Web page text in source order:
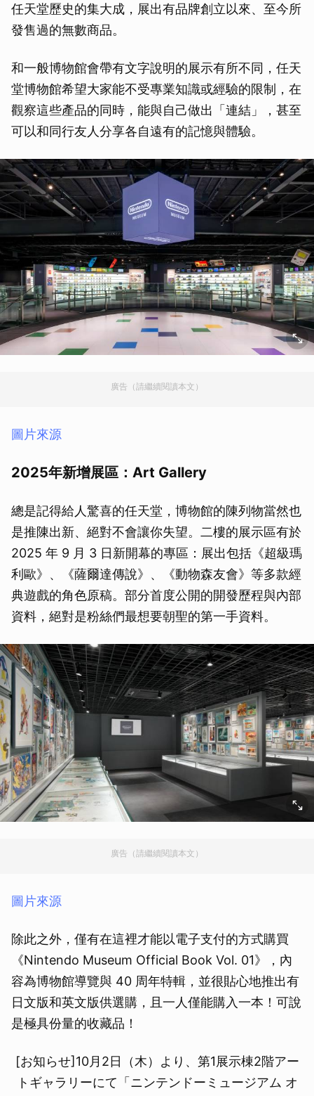
任天堂歷史的集大成，展出有品牌創立以來、至今所
發售過的無數商品。
和一般博物館會帶有文字說明的展示有所不同，任天
堂博物館希望大家能不受專業知識或經驗的限制，在
觀察這些產品的同時，能與自己做出「連結」，甚至
可以和同行友人分享各自遠有的記憶與體驗。
廣告（請繼續閱讀本文）
圖片來源
2025年新增展區：Art Gallery
總是記得給人驚喜的任天堂，博物館的陳列物當然也
是推陳出新、絕對不會讓你失望。二樓的展示區有於
2025 年 9 月 3 日新開幕的專區：展出包括《超級瑪
利歐》、《薩爾達傳說》、《動物森友會》等多款經
典遊戲的角色原稿。部分首度公開的開發歷程與內部
資料，絕對是粉絲們最想要朝聖的第一手資料。
廣告（請繼續閱讀本文）
圖片來源
除此之外，僅有在這裡才能以電子支付的方式購買
《Nintendo Museum Official Book Vol. 01》，內
容為博物館導覽與 40 周年特輯，並很貼心地推出有
日文版和英文版供選購，且一人僅能購入一本！可說
是極具份量的收藏品！
[お知らせ]10月2日（木）より、第1展示棟2階アー
トギャラリーにて「ニンテンドーミュージアム オ